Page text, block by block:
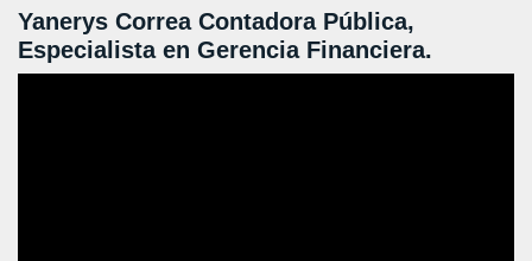
Yanerys Correa Contadora Pública,
Especialista en Gerencia Financiera.